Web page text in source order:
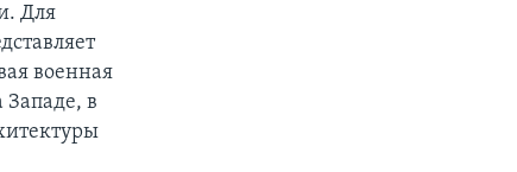
Для
военная
Западе, в